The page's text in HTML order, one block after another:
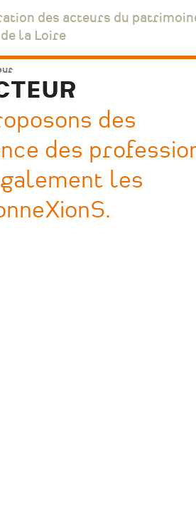
des acteurs du
la Loire
des
des
les